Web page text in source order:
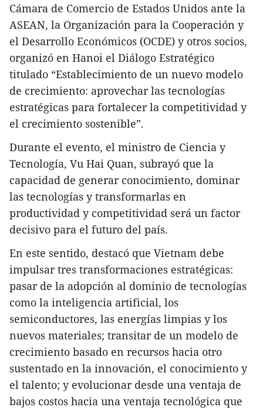
Cámara de Comercio de Estados Unidos ante la
ASEAN, la Organización para la Cooperación y
el Desarrollo Económicos (OCDE) y otros socios,
organizó en Hanoi el Diálogo Estratégico
titulado “Establecimiento de un nuevo modelo
de crecimiento: aprovechar las tecnologías
estratégicas para fortalecer la competitividad y
el crecimiento sostenible”.
Durante el evento, el ministro de Ciencia y
Tecnología, Vu Hai Quan, subrayó que la
capacidad de generar conocimiento, dominar
las tecnologías y transformarlas en
productividad y competitividad será un factor
decisivo para el futuro del país.
En este sentido, destacó que Vietnam debe
impulsar tres transformaciones estratégicas:
pasar de la adopción al dominio de tecnologías
como la inteligencia artificial, los
semiconductores, las energías limpias y los
nuevos materiales; transitar de un modelo de
crecimiento basado en recursos hacia otro
sustentado en la innovación, el conocimiento y
el talento; y evolucionar desde una ventaja de
bajos costos hacia una ventaja tecnológica que